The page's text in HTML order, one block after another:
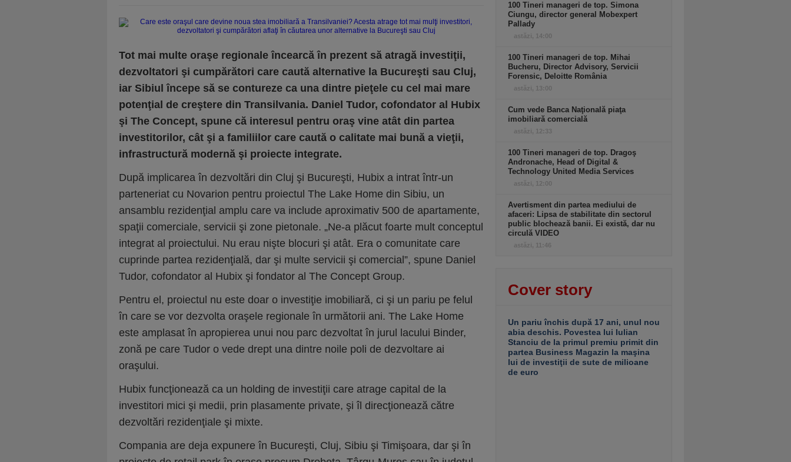
Tot mai multe oraşe regionale încearcă în prezent să atragă investiţii,
dezvoltatori şi cumpărători care caută alternative la Bucureşti sau Cluj,
iar Sibiul începe să se contureze ca una dintre pieţele cu cel mai mare
potenţial de creştere din Transilvania. Daniel Tudor, cofondator al Hubix
şi The Concept, spune că interesul pentru oraş vine atât din partea
investitorilor, cât şi a familiilor care caută o calitate mai bună a vieţii,
infrastructură modernă şi proiecte integrate.
După implicarea în dezvoltări din Cluj şi Bucureşti, Hubix a intrat într-un
parteneriat cu Novarion pentru proiectul The Lake Home din Sibiu, un
ansamblu rezidenţial amplu care va include aproximativ 500 de apartamente,
spaţii comerciale, servicii şi zone pietonale. „Ne-a plăcut foarte mult conceptul
integrat al proiectului. Nu erau nişte blocuri şi atât. Era o comunitate care
cuprinde partea rezidenţială, dar şi multe servicii şi comercial”, spune Daniel
Tudor, cofondator al Hubix şi fondator al The Concept Group.
Pentru el, proiectul nu este doar o investiţie imobiliară, ci şi un pariu pe felul
în care se vor dezvolta oraşele regionale în următorii ani. The Lake Home
este amplasat în apropierea unui nou parc dezvoltat în jurul lacului Binder,
zonă pe care Tudor o vede drept una dintre noile poli de dezvoltare ai
oraşului.
Hubix funcţionează ca un holding de investiţii care atrage capital de la
investitori mici şi medii, prin plasamente private, şi îl direcţionează către
dezvoltări rezidenţiale şi mixte.
Compania are deja expunere în Bucureşti, Cluj, Sibiu şi Timişoara, dar şi în
100 Tineri manageri de top. Simona
Ciungu, director general Mobexpert
Pallady
astăzi, 14:00
100 Tineri manageri de top. Mihai
Bucheru, Director Advisory, Servicii
Forensic, Deloitte România
astăzi, 13:00
Cum vede Banca Naţională piaţa
imobiliară comercială
astăzi, 12:33
100 Tineri manageri de top. Dragoş
Andronache, Head of Digital &
Technology United Media Services
astăzi, 12:00
Avertisment din partea mediului de
afaceri: Lipsa de stabilitate din sectorul
public blochează banii. Ei există, dar nu
circulă VIDEO
astăzi, 11:46
Cover story
Un pariu închis după 17 ani, unul nou
abia deschis. Povestea lui Iulian
Stanciu de la primul premiu primit din
partea Business Magazin la maşina
lui de investiţii de sute de milioane
de euro